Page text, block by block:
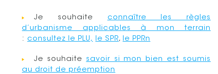
Je souhaite connaître les règles
d’urbanisme applicables à mon terrain
: consultez le PLU, le SPR, le PPRn
Je souhaite savoir si mon bien est soumis
au droit de préemption